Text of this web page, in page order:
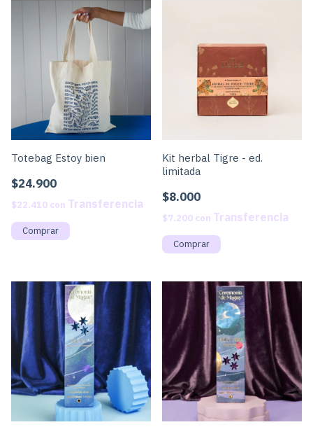
Totebag Estoy bien
$24.900
$22.410 con
Kit herbal Tigre - ed.
limitada
$8.000
$7.200 con